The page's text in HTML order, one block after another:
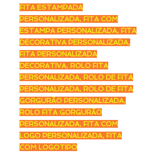
FITA ESTAMPADA
PERSONALIZADA, FITA COM
ESTAMPA PERSONALIZADA, FITA
DECORATIVA PERSONALIZADA,
FITA PERSONALIZADA
DECORATIVA, ROLO FITA
PERSONALIZADA, ROLO DE FITA
PERSONALIZADA, ROLO DE FITA
GORGURÃO PERSONALIZADA,
ROLO FITA GORGURÃO
PERSONALIZADA, FITA COM
LOGO PERSONALIZADA, FITA
COM LOGOTIPO